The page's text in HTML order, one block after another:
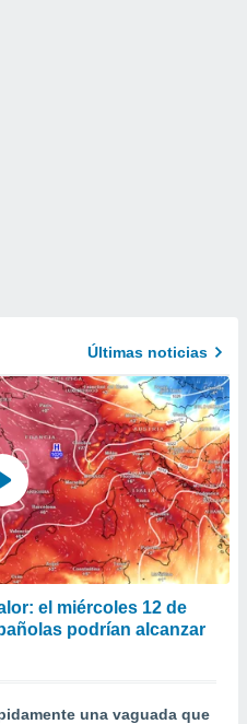
Últimas noticias
el miércoles 12 de
podrían alcanzar
una vaguada que